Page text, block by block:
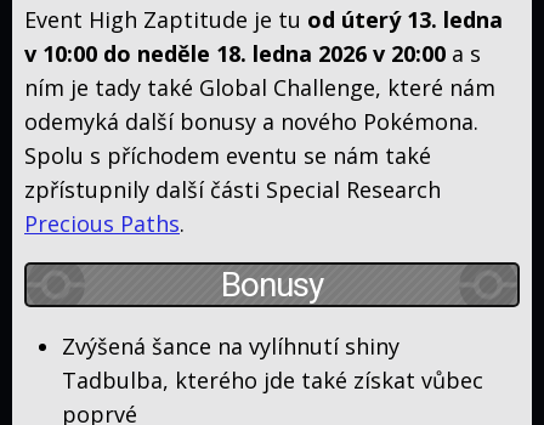
generace
Anime
Titulky
Original
Advanced
Gen.
Diamond
&
Black
&
White
XY
Sun
and
Moon
Journeys
Filmy
Speciály
Event High Zaptitude je tu od úterý 13. ledna
v 10:00 do neděle 18. ledna 2026 v 20:00 a s
ním je tady také Global Challenge, které nám
odemyká další bonusy a nového Pokémona.
Spolu s příchodem eventu se nám také
zpřístupnily další části Special Research
Precious Paths.
Bonusy
Zvýšená šance na vylíhnutí shiny
Tadbulba, kterého jde také získat vůbec
poprvé